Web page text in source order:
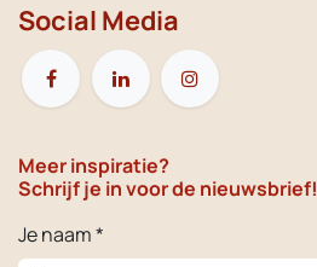
Social Media
Meer inspiratie?
Schrijf je in voor de nieuwsbrief!
Je naam *